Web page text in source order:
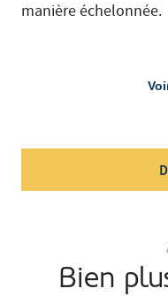
manière échelonnée.
Bien